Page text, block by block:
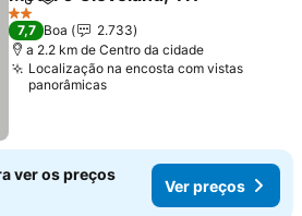
PartilharAdicionar aos favoritos
2 Estrelas
7,7 Boa
2.733
a 2.2 km de Centro da cidade
Localização na encosta com vistas
panorâmicas
ver os preços
Ver preços